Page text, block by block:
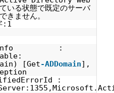
いる状態で既定のサーバ
きません。
:1
:
[Get-ADDomain],
: